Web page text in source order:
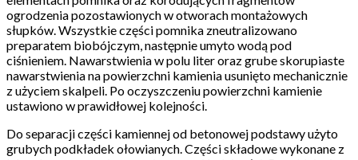
ogrodzenia pozostawionych w otworach montażowych
słupków. Wszystkie części pomnika zneutralizowano
preparatem biobójczym, następnie umyto wodą pod
ciśnieniem. Nawarstwienia w polu liter oraz grube skorupiaste
nawarstwienia na powierzchni kamienia usunięto mechanicznie
z użyciem skalpeli. Po oczyszczeniu powierzchni kamienie
ustawiono w prawidłowej kolejności.
Do separacji części kamiennej od betonowej podstawy użyto
grubych podkładek ołowianych. Części składowe wykonane z